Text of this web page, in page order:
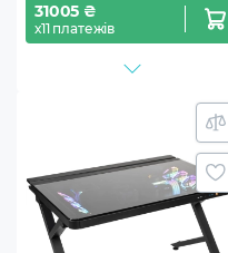
31005 ₴
х11 платежів